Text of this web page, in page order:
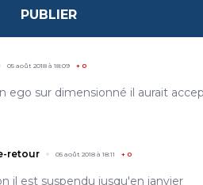
PUBLIER
05 août 2018 à 18:09 + 0
ego sur dimensionné il aurait
retour 05 août 2018 à 18:11 + 0
il est suspendu jusqu'en janvier